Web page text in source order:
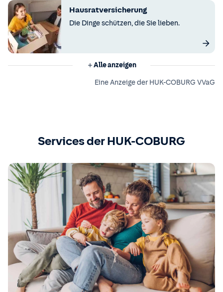
Hausratversicherung
Die Dinge schützen, die Sie lieben.
Alle anzeigen
Eine Anzeige der HUK-COBURG VVaG
Services der HUK-COBURG